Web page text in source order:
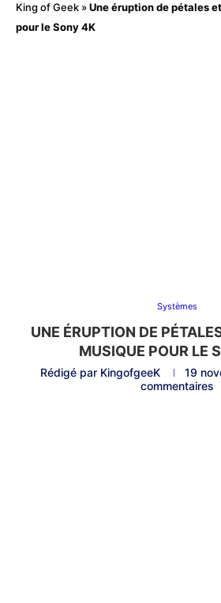
King of Geek »Une éruption de pétales
pour le Sony 4K
Systèmes
UNE ÉRUPTION DE
MUSIQUE POUR LE
Rédigé par KingofgeeK 19
commentaires